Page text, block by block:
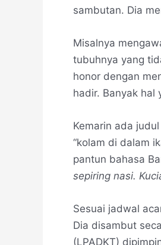
sambutan. Dia
Misalnya
tubuhnya yang
honor dengan
hadir. Banyak hal
Kemarin ada
“kolam di dalam
pantun bahasa
sepiring nasi.
Sesuai jadwal
Dia disambut
(LPADKT)